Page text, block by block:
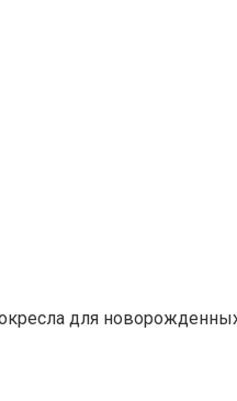
для